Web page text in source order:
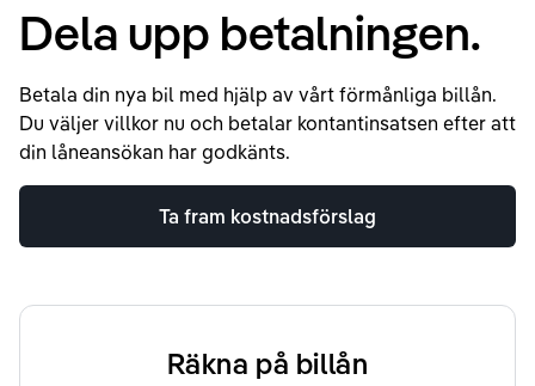
Dela upp betalningen.
Betala din nya bil med hjälp av vårt förmånliga billån.
Du väljer villkor nu och betalar kontantinsatsen efter att
din låneansökan har godkänts.
Ta fram kostnadsförslag
Räkna på billån